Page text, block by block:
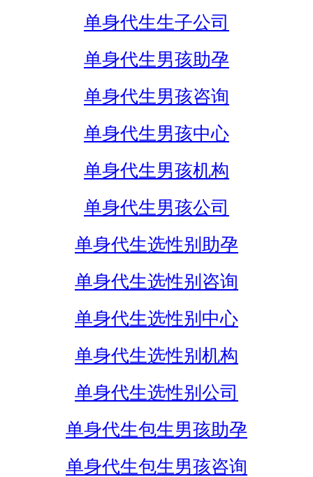
单身代生生子公司
单身代生男孩助孕
单身代生男孩咨询
单身代生男孩中心
单身代生男孩机构
单身代生男孩公司
单身代生选性别助孕
单身代生选性别咨询
单身代生选性别中心
单身代生选性别机构
单身代生选性别公司
单身代生包生男孩助孕
单身代生包生男孩咨询